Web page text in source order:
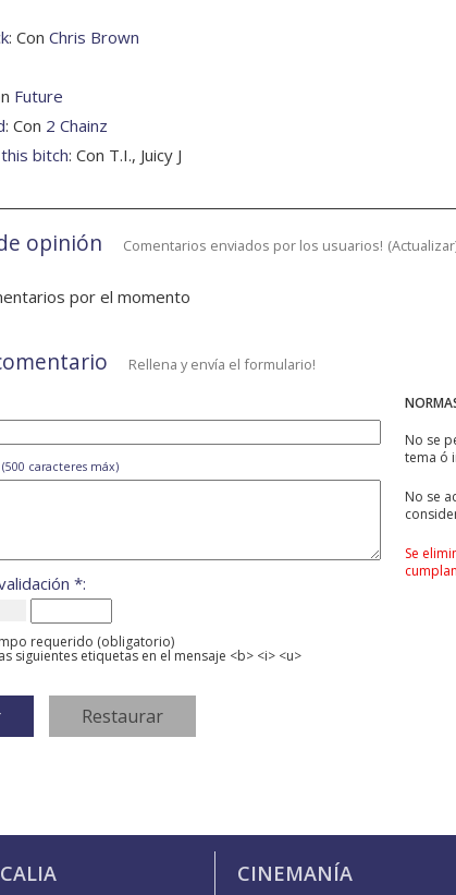
: Con Chris Brown
Future
: Con 2 Chainz
bitch: Con T.I., Juicy J
opinión Comentarios enviados por los usuarios! (Actualizar
por el momento
Rellena y envía el formulario!
No se
tema ó
No se
Se
(500 caracteres máx)
*:
requerido (obligatorio)
siguientes etiquetas en el mensaje <b> <i> <u>
CINEMANÍA